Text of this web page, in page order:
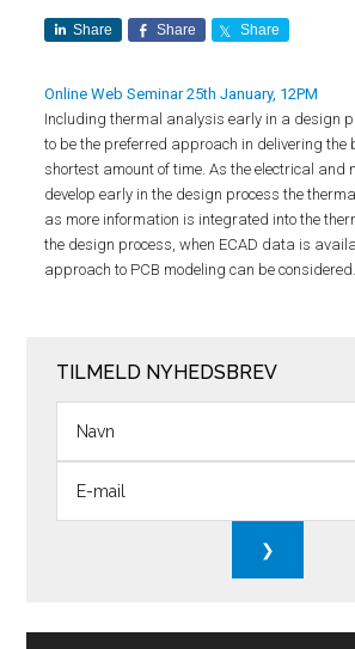
Share Share Share
Online Web Seminar 25th January, 12PM
Including thermal analysis early in a design
to be the preferred approach in delivering the
shortest amount of time. As the electrical and
develop early in the design process the
as more information is integrated into the
the design process, when ECAD data is
approach to PCB modeling can be
TILMELD NYHEDSBREV